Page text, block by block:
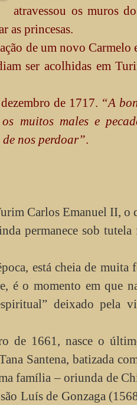
atravessou os muros
as princesas.
de um novo
ser acolhidas em
de 1717. “A
muitos males e
nos perdoar”.
Carlos Emanuel II, o
permanece sob
está cheia de muita
é o momento em que
deixado pela
de 1661, nasce o
Santena, batizada
família – oriunda de
Luís de Gonzaga